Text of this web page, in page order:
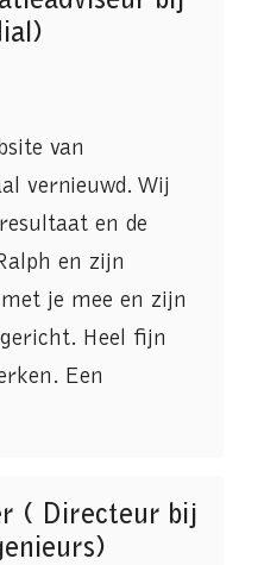
van
vernieuwd. Wij
en de
en zijn
je mee en zijn
Heel fijn
Een
( Directeur bij